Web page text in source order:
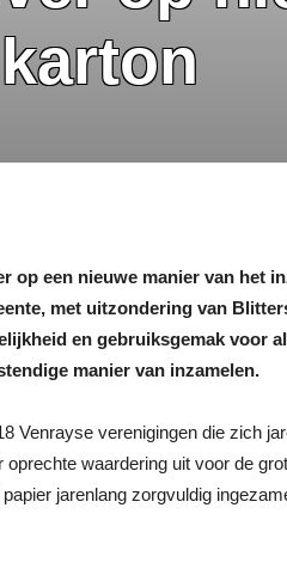
op een nieuwe manier van het
met uitzondering van
en gebruiksgemak voor
manier van inzamelen.
Venrayse verenigingen die zich
waardering uit voor de
jarenlang zorgvuldig